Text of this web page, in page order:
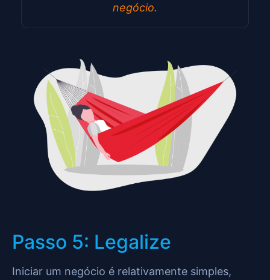
negócio.
Passo 5: Legalize
Iniciar um negócio é relativamente simples,